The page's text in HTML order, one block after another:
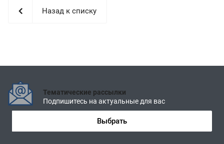
Назад к списку
Тематические рассылки
Подпишитесь на актуальные для вас
Выбрать